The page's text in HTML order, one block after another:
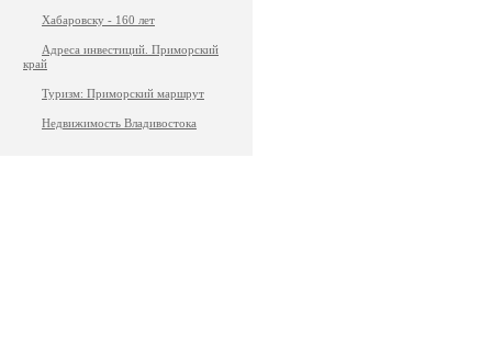
Хабаровску - 160 лет
Адреса инвестиций. Приморский
край
Туризм: Приморский маршрут
Недвижимость Владивостока